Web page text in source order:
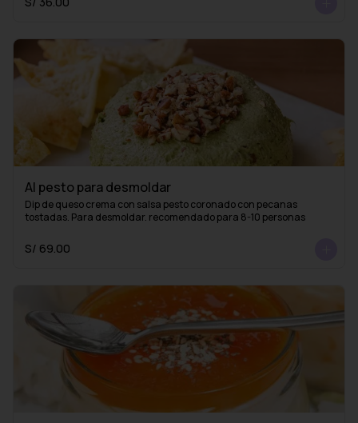
Al pesto para desmoldar
Dip de queso crema con salsa pesto coronado con pecanas
tostadas. Para desmoldar. recomendado para 8-10 personas
S/ 69.00